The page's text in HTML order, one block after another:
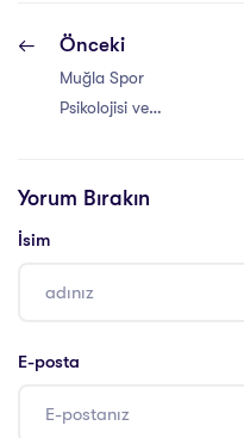
Önceki
Muğla Spor
Psikolojisi ve
Yorum Bırakın
İsim
E-posta